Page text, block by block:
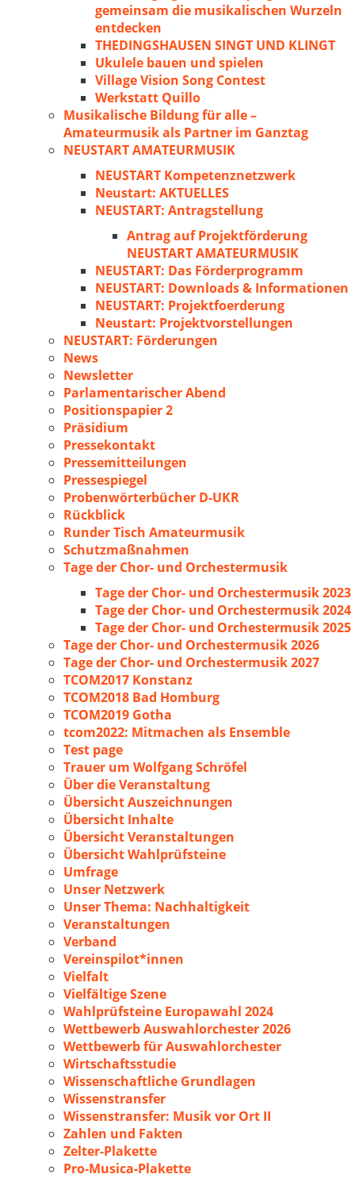
gemeinsam die musikalischen Wurzeln
entdecken
THEDINGSHAUSEN SINGT UND KLINGT
Ukulele bauen und spielen
Village Vision Song Contest
Werkstatt Quillo
Musikalische Bildung für alle –
Amateurmusik als Partner im Ganztag
NEUSTART AMATEURMUSIK
NEUSTART Kompetenznetzwerk
Neustart: AKTUELLES
NEUSTART: Antragstellung
Antrag auf Projektförderung
NEUSTART AMATEURMUSIK
NEUSTART: Das Förderprogramm
NEUSTART: Downloads & Informationen
NEUSTART: Projektfoerderung
Neustart: Projektvorstellungen
NEUSTART: Förderungen
News
Newsletter
Parlamentarischer Abend
Positionspapier 2
Präsidium
Pressekontakt
Pressemitteilungen
Pressespiegel
Probenwörterbücher D-UKR
Rückblick
Runder Tisch Amateurmusik
Schutzmaßnahmen
Tage der Chor- und Orchestermusik
Tage der Chor- und Orchestermusik 2023
Tage der Chor- und Orchestermusik 2024
Tage der Chor- und Orchestermusik 2025
Tage der Chor- und Orchestermusik 2026
Tage der Chor- und Orchestermusik 2027
TCOM2017 Konstanz
TCOM2018 Bad Homburg
TCOM2019 Gotha
tcom2022: Mitmachen als Ensemble
Test page
Trauer um Wolfgang Schröfel
Über die Veranstaltung
Übersicht Auszeichnungen
Übersicht Inhalte
Übersicht Veranstaltungen
Übersicht Wahlprüfsteine
Umfrage
Unser Netzwerk
Unser Thema: Nachhaltigkeit
Veranstaltungen
Verband
Vereinspilot*innen
Vielfalt
Vielfältige Szene
Wahlprüfsteine Europawahl 2024
Wettbewerb Auswahlorchester 2026
Wettbewerb für Auswahlorchester
Wirtschaftsstudie
Wissenschaftliche Grundlagen
Wissenstransfer
Wissenstransfer: Musik vor Ort II
Zahlen und Fakten
Zelter-Plakette
Pro-Musica-Plakette